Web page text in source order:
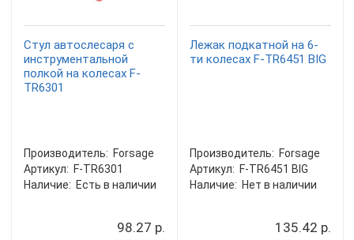
Стул автослесаря с
инструментальной
полкой на колесах F-
TR6301
Производитель: Forsage
Артикул: F-TR6301
Наличие: Есть в наличии
98.27 р.
Лежак подкатной на 6-
ти колесах F-TR6451 BIG
Производитель: Forsage
Артикул: F-TR6451 BIG
Наличие: Нет в наличии
135.42 р.